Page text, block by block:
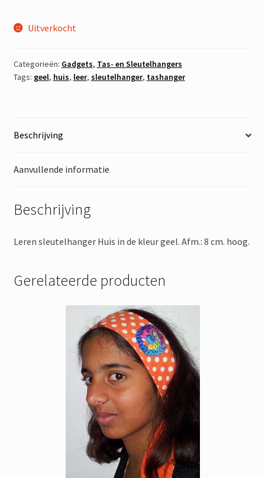
Uitverkocht
Categorieën: Gadgets, Tas- en Sleutelhangers
Tags: geel, huis, leer, sleutelhanger, tashanger
Beschrijving
Aanvullende informatie
Beschrijving
Leren sleutelhanger Huis in de kleur geel. Afm.: 8 cm. hoog.
Gerelateerde producten